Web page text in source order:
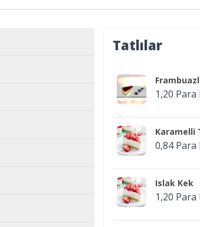
Tatlılar
1,20 Para
Karamelli
0,84 Para
Islak Kek
1,20 Para